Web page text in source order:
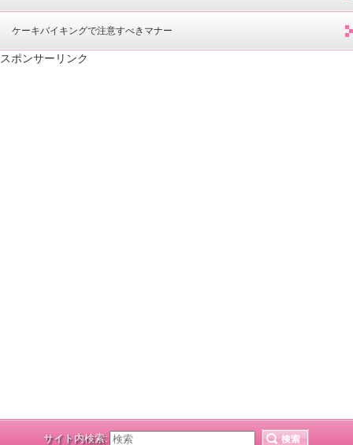
ケーキバイキングで注意すべきマナー
スポンサーリンク
サイト内検索: